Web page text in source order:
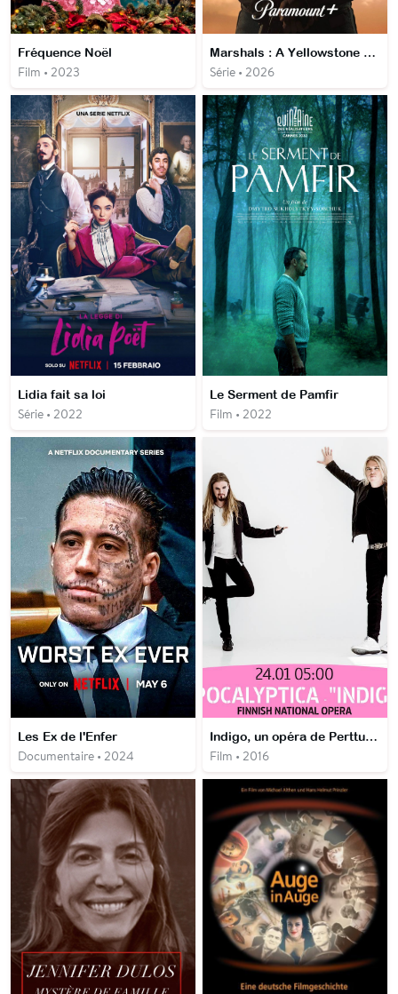
Fréquence Noël
Film • 2023
Marshals : A Yellowstone story
Série • 2026
Lidia fait sa loi
Série • 2022
Le Serment de Pamfir
Film • 2022
Les Ex de l'Enfer
Documentaire • 2024
Indigo, un opéra de Perttu Kivilaakso et Eicca Toppinen
Film • 2016